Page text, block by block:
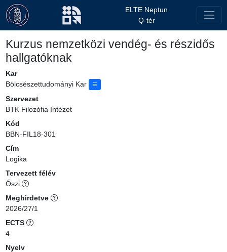
ELTE Neptun
Q-tér
Kurzus nemzetközi vendég- és részidős
hallgatóknak
Kar
Bölcsészettudományi Kar
Szervezet
BTK Filozófia Intézet
Kód
BBN-FIL18-301
Cím
Logika
Tervezett félév
Őszi
Meghirdetve
2026/27/1
ECTS
4
Nyelv